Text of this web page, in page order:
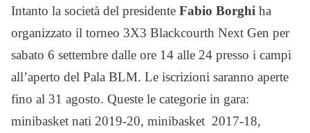
Intanto la società del presidente Fabio Borghi ha
organizzato il torneo 3X3 Blackcourth Next Gen per
sabato 6 settembre dalle ore 14 alle 24 presso i campi
all’aperto del Pala BLM. Le iscrizioni saranno aperte
fino al 31 agosto. Queste le categorie in gara:
minibasket nati 2019-20, minibasket 2017-18,